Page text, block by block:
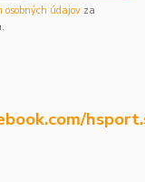
osobných údajov za